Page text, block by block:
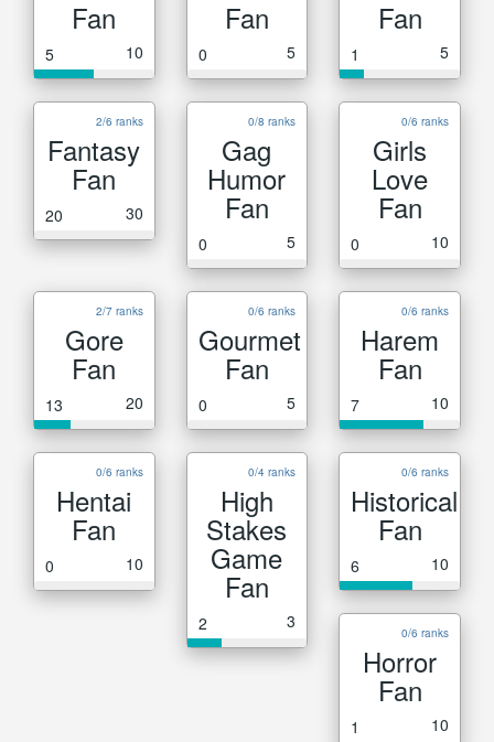
Fan
5 10
Fan
0 5
Fan
1 5
2/6 ranks
Fantasy
Fan
20 30
0/8 ranks
Gag
Humor
Fan
0 5
0/6 ranks
Girls
Love
Fan
0 10
2/7 ranks
Gore
Fan
13 20
0/6 ranks
Gourmet
Fan
0 5
0/6 ranks
Harem
Fan
7 10
0/6 ranks
Hentai
Fan
0 10
0/4 ranks
High
Stakes
Game
Fan
2 3
0/6 ranks
Historical
Fan
6 10
0/6 ranks
Horror
Fan
1 10